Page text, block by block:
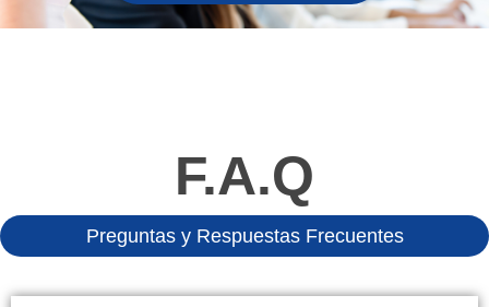
F.A.Q
Preguntas y Respuestas Frecuentes